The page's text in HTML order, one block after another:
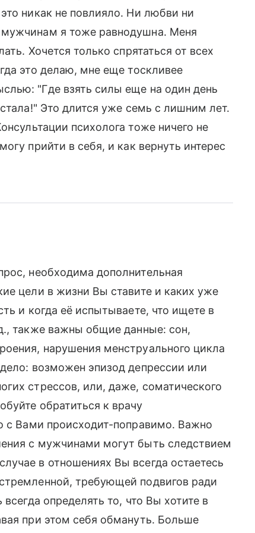
никак не повлияло. Ни любви ни
я тоже равнодушна. Меня
Хочется только спрятаться от всех
это делаю, мне еще тоскливее
"Где взять силы еще на один день
Это длится уже семь с лишним лет.
психолога тоже ничего не
прийти в себя, и как вернуть интерес
необходима дополнительная
цели в жизни Вы ставите и каких уже
и когда её испытываете, что ищете в
также важны общие данные: сон,
нарушения менструального цикла
возможен эпизод депрессии или
стрессов, или, даже, соматического
обратиться к врачу
с Вами происходит-поправимо. Важно
с мужчинами могут быть следствием
в отношениях Вы всегда остаетесь
требующей подвигов ради
определять то, что Вы хотите в
при этом себя обмануть. Больше